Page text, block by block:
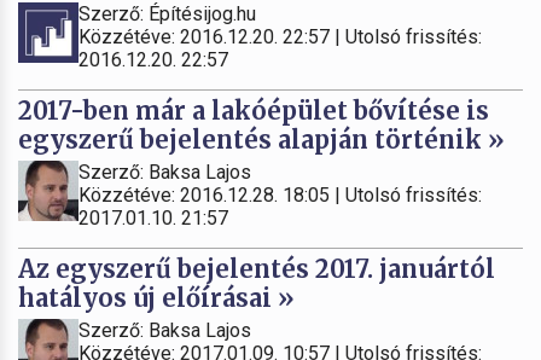
Szerző: Építésijog.hu
Közzétéve: 2016.12.20. 22:57 | Utolsó frissítés:
2016.12.20. 22:57
2017-ben már a lakóépület bővítése is
egyszerű bejelentés alapján történik »
Szerző: Baksa Lajos
Közzétéve: 2016.12.28. 18:05 | Utolsó frissítés:
2017.01.10. 21:57
Az egyszerű bejelentés 2017. januártól
hatályos új előírásai »
Szerző: Baksa Lajos
Közzétéve: 2017.01.09. 10:57 | Utolsó frissítés: